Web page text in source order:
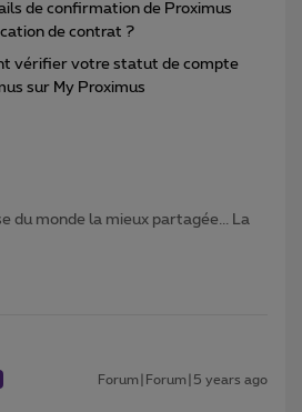
de confirmation de Proximus
de contrat ?
vérifier votre statut de compte
sur My Proximus
du monde la mieux partagée... La
Forum|Forum|5 years ago